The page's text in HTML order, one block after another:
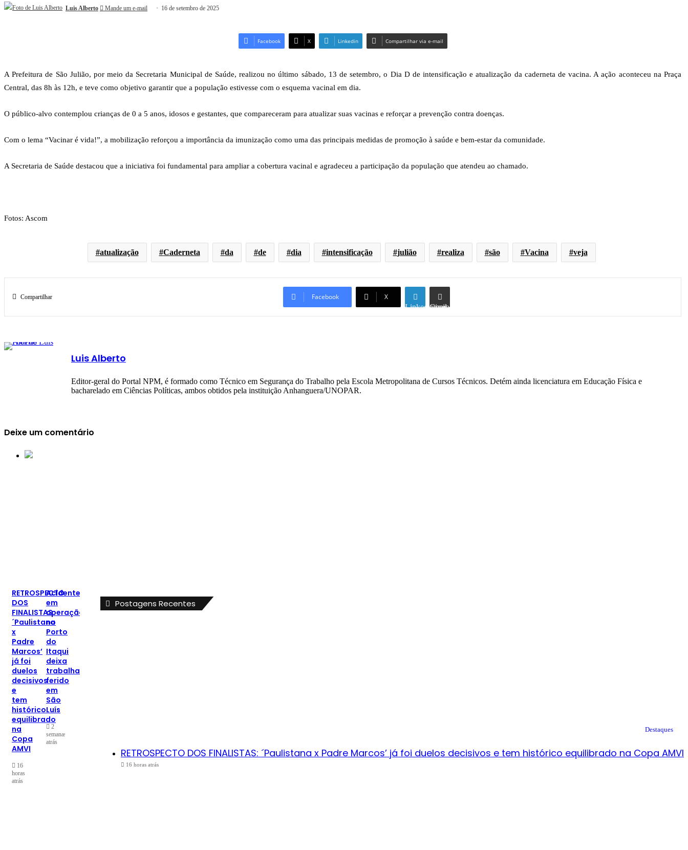
Luis Alberto Mande um e-mail 16 de setembro de 2025
Facebook X Linkedin Compartilhar via e-mail
A Prefeitura de São Julião, por meio da Secretaria Municipal de Saúde, realizou no último sábado, 13 de setembro, o Dia D de intensificação e atualização da caderneta de vacina. A ação aconteceu na Praça
Central, das 8h às 12h, e teve como objetivo garantir que a população estivesse com o esquema vacinal em dia.
O público-alvo contemplou crianças de 0 a 5 anos, idosos e gestantes, que compareceram para atualizar suas vacinas e reforçar a prevenção contra doenças.
Com o lema “Vacinar é vida!”, a mobilização reforçou a importância da imunização como uma das principais medidas de promoção à saúde e bem-estar da comunidade.
A Secretaria de Saúde destacou que a iniciativa foi fundamental para ampliar a cobertura vacinal e agradeceu a participação da população que atendeu ao chamado.
Fotos: Ascom
atualização Caderneta da de dia intensificação julião realiza são Vacina veja
Compartilhar Facebook
X
LinkedinCompartilhar via e-mail
Luis Alberto
Editor-geral do Portal NPM, é formado como Técnico em Segurança do Trabalho pela Escola Metropolitana de Cursos Técnicos. Detém ainda licenciatura em Educação Física e
bacharelado em Ciências Políticas, ambos obtidos pela instituição Anhanguera/UNOPAR.
Deixe um comentário
Postagens Recentes
Destaques
RETROSPECTO DOS FINALISTAS: ´Paulistana x Padre Marcos’ já foi duelos decisivos e tem histórico equilibrado na Copa AMVI
16 horas atrás
RETROSPECTO
DOS
FINALISTAS:
´Paulistana
x
Padre
Marcos’
já foi
duelos
decisivos
e
tem
histórico
equilibrado
na
Copa
AMVI
16
horas
atrás
Acidente
em
operação
no
Porto
do
Itaqui
deixa
trabalhador
ferido
em
São
Luís
2
semanas
atrás